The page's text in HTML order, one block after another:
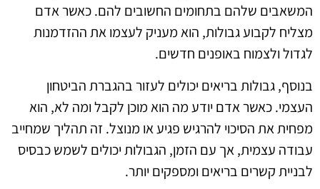
המשאבים שלהם בתחומים החשובים להם. כאשר אדם
מצליח לקבוע גבולות, הוא מעניק לעצמו את ההזדמנות
לגדול ולצמוח באופנים חדשים.
בנוסף, גבולות בריאים יכולים לעזור בהגברת הביטחון
העצמי. כאשר אדם יודע מה הוא מוכן לקבל ומה לא, הוא
מפחית את הסיכוי להרגיש פגיע או מנוצל. זה תהליך שמחייב
עבודה עצמית, אך עם הזמן, הגבולות יכולים לשמש כבסיס
לבניית קשרים בריאים ומספקים יותר.